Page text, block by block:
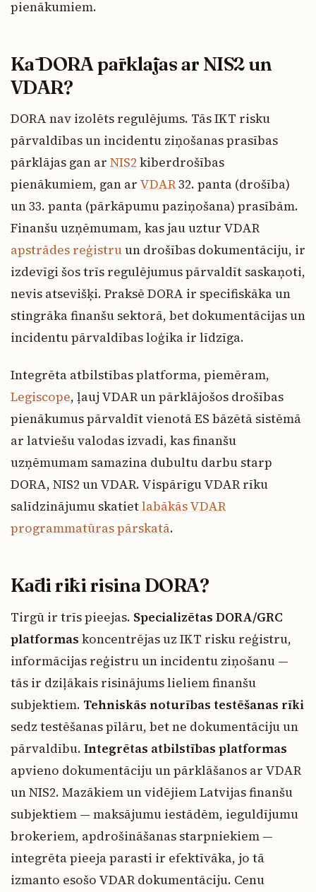
pienākumiem.
Kā DORA pārklājas ar NIS2 un
VDAR?
DORA nav izolēts regulējums. Tās IKT risku
pārvaldības un incidentu ziņošanas prasības
pārklājas gan ar NIS2 kiberdrošības
pienākumiem, gan ar VDAR32. panta (drošība)
un 33. panta (pārkāpumu paziņošana) prasībām.
Finanšu uzņēmumam, kas jau uztur VDAR
apstrādes reģistruun drošības dokumentāciju, ir
izdevīgi šos trīs regulējumus pārvaldīt saskaņoti,
nevis atsevišķi. Praksē DORA ir specifiskāka un
stingrāka finanšu sektorā, bet dokumentācijas un
incidentu pārvaldības loģika ir līdzīga.
Integrēta atbilstības platforma, piemēram,
Legiscope, ļauj VDAR un pārklājošos drošības
pienākumus pārvaldīt vienotā ES bāzētā sistēmā
ar latviešu valodas izvadi, kas finanšu
uzņēmumam samazina dubultu darbu starp
DORA, NIS2 un VDAR. Vispārīgu VDAR rīku
salīdzinājumu skatietlabākās VDAR
programmatūras pārskatā.
Kādi rīki risina DORA?
Tirgū ir trīs pieejas. Specializētas DORA/GRC
platformas koncentrējas uz IKT risku reģistru,
informācijas reģistru un incidentu ziņošanu —
tās ir dziļākais risinājums lieliem finanšu
subjektiem. Tehniskās noturības testēšanas rīki
sedz testēšanas pīlāru, bet ne dokumentāciju un
pārvaldību. Integrētas atbilstības platformas
apvieno dokumentāciju un pārklāšanos ar VDAR
un NIS2. Mazākiem un vidējiem Latvijas finanšu
subjektiem — maksājumu iestādēm, ieguldījumu
brokeriem, apdrošināšanas starpniekiem —
integrēta pieeja parasti ir efektīvāka, jo tā
izmanto esošo VDAR dokumentāciju. Cenu